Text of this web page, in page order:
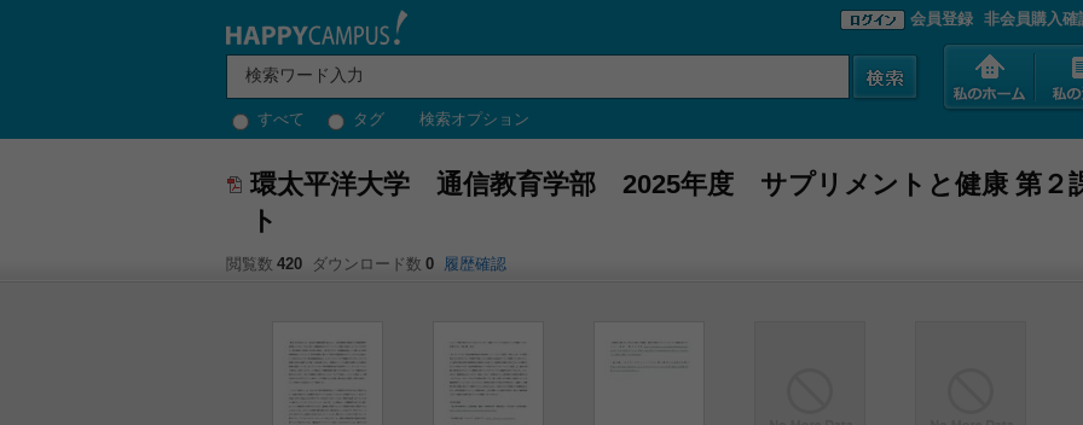
すべて タグ 検索オプション
会員登録 非会員購入確
環太平洋大学 通信教育学部 2025年度 サプリメントと健康 第
ト
閲覧数 420 ダウンロード数 0 履歴確認